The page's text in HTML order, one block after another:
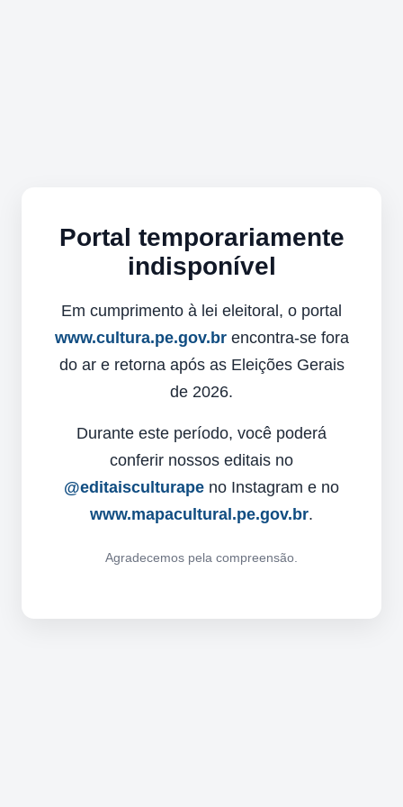
Portal temporariamente
indisponível
Em cumprimento à lei eleitoral, o portal
www.cultura.pe.gov.brencontra-se fora
do ar e retorna após as Eleições Gerais
de 2026.
Durante este período, você poderá
conferir nossos editais no
@editaisculturape no Instagram e no
www.mapacultural.pe.gov.br.
Agradecemos pela compreensão.